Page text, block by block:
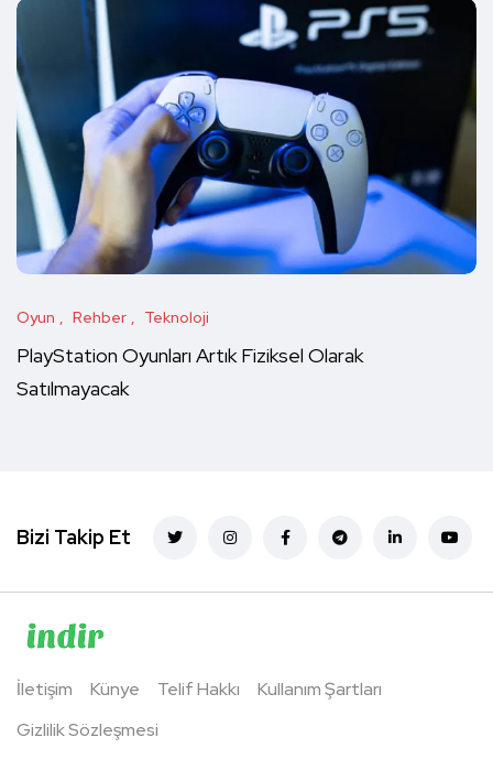
Oyun Rehber Teknoloji
PlayStation Oyunları Artık Fiziksel Olarak
Satılmayacak
Bizi Takip Et
İletişim Künye Telif Hakkı
Kullanım Şartları
Gizlilik Sözleşmesi